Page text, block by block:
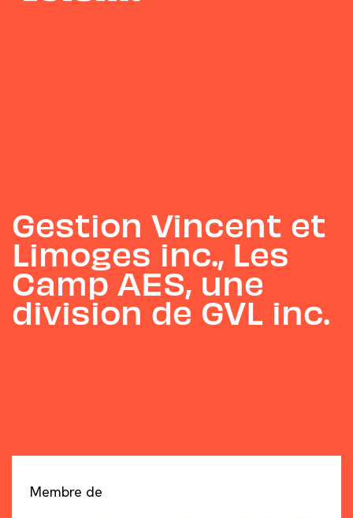
Gestion Vincent et
Limoges inc., Les
Camp AES, une
division de GVL inc.
Membre de